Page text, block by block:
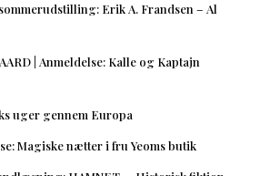
Erik A. Frandsen – Al
| Anmeldelse: Kalle og Kaptajn
uger gennem Europa
Magiske nætter i fru Yeoms butik